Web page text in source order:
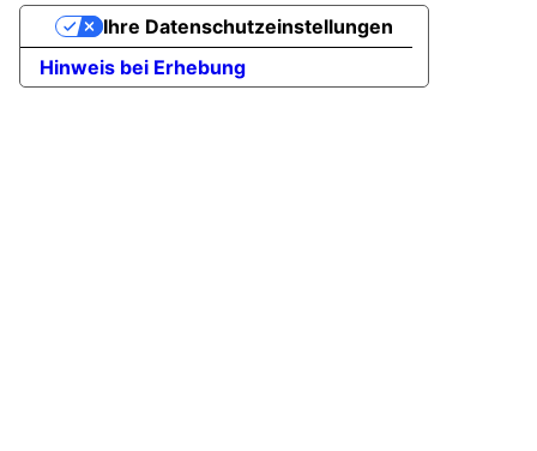
Hinweis bei Erhebung
Ihre Datenschutzeinstellungen